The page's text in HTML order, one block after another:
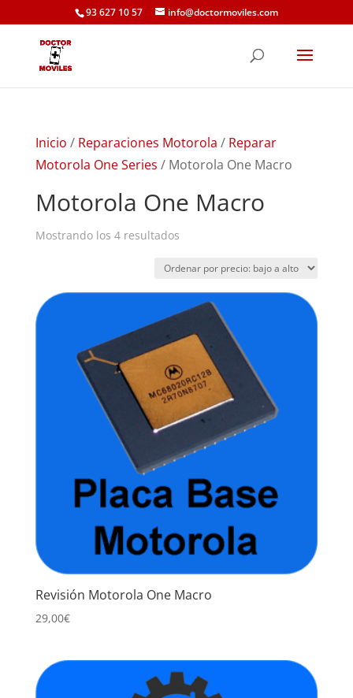
93 627 10 57 info@doctormoviles.com
Inicio / Reparaciones Motorola / Reparar
Motorola One Series / Motorola One Macro
Motorola One Macro
Mostrando los 4 resultadosOrdenado
precio:
bajo
alto
Revisión Motorola One Macro
29,00€